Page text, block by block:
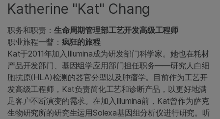
Katherine "Kat" Chang
职务和职责： 生命周期管理部工艺开发高级工程师
职业旅程一瞥： 疯狂的旅程
Kat于2011年加入Illumina成为研发部门科学家。她也在耗材
产品开发部门、基因组学应用部门担任职务——研究人白细
胞抗原(HLA)检测的器官分型以及肿瘤学。目前作为工艺开
发高级工程师，Kat负责简化工艺和诊断产品，以更好地满
足客户不断演变的需求。在加入Illumina前，Kat曾作为萨克
生物研究所的研究生运用Solexa基因组分析仪进行研究。听